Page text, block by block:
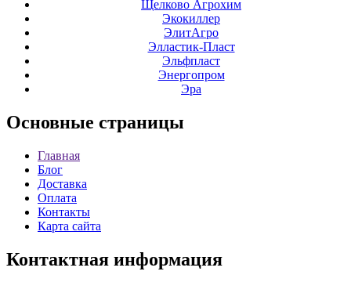
Щелково Агрохим
Экокиллер
ЭлитАгро
Элластик-Пласт
Эльфпласт
Энергопром
Эра
Основные страницы
Главная
Блог
Доставка
Оплата
Контакты
Карта сайта
Контактная информация